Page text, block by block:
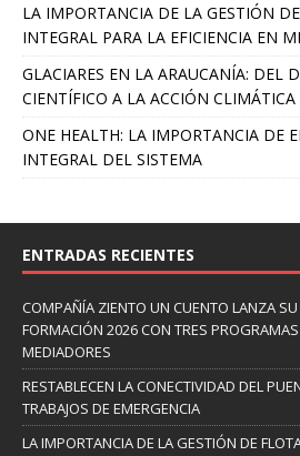
LA IMPORTANCIA DE LA GESTIÓN
INTEGRAL PARA LA EFICIENCIA EN
GLACIARES EN LA ARAUCANÍA: DEL
CIENTÍFICO A LA ACCIÓN CLIMÁTICA
ONE HEALTH: LA IMPORTANCIA DE
INTEGRAL DEL SISTEMA
ENTRADAS RECIENTES
COMPAÑÍA ZIENTO UN CUENTO LANZA
FORMACIÓN 2026 CON TRES
MEDIADORES
RESTABLECEN LA CONECTIVIDAD DEL
TRABAJOS DE EMERGENCIA
LA IMPORTANCIA DE LA GESTIÓN DE